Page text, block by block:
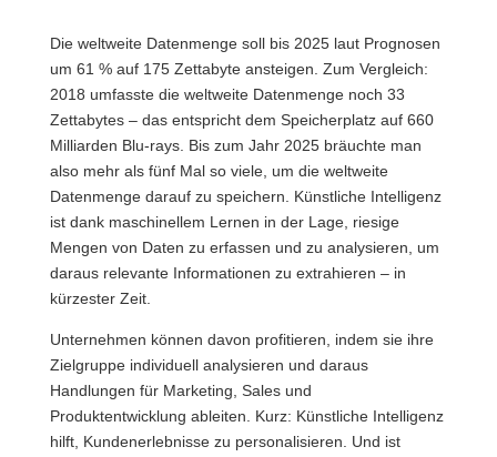
Die weltweite Datenmenge soll bis 2025 laut Prognosen
um 61 % auf 175 Zettabyte ansteigen. Zum Vergleich:
2018 umfasste die weltweite Datenmenge noch 33
Zettabytes – das entspricht dem Speicherplatz auf 660
Milliarden Blu-rays. Bis zum Jahr 2025 bräuchte man
also mehr als fünf Mal so viele, um die weltweite
Datenmenge darauf zu speichern. Künstliche Intelligenz
ist dank maschinellem Lernen in der Lage, riesige
Mengen von Daten zu erfassen und zu analysieren, um
daraus relevante Informationen zu extrahieren – in
kürzester Zeit.
Unternehmen können davon profitieren, indem sie ihre
Zielgruppe individuell analysieren und daraus
Handlungen für Marketing, Sales und
Produktentwicklung ableiten. Kurz: Künstliche Intelligenz
hilft, Kundenerlebnisse zu personalisieren. Und ist